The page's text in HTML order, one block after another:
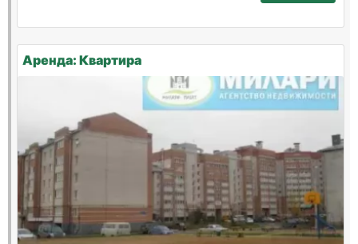
Аренда: Квартира